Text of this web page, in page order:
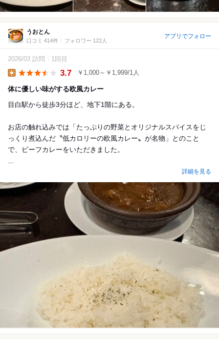
うおとん
口コミ 414件 フォロワー 122人
アプリでフォロー
2026/03 訪問 1回目
3.7 ￥1,000～￥1,999/1人
体に優しい味がする欧風カレー
目白駅から徒歩3分ほど、地下1階にある。
お店の触れ込みでは「たっぷりの野菜とオリジナルスパイスをじ
っくり煮込んだ〝低カロリーの欧風カレー〟が名物」とのこと
で、ビーフカレーをいただきました。
詳細を見る